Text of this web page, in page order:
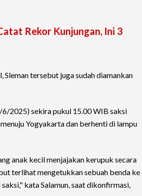
Rekor Kunjungan, Ini 3
tersebut juga sudah diamankan
6/2025) sekira pukul 15.00 WIB saksi
Yogyakarta dan berhenti di lampu
anak kecil menjajakan kerupuk secara
terlihat mengetukkan sebuah benda ke
kata Salamun, saat dikonfirmasi,